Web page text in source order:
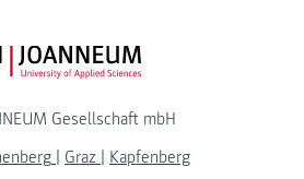
FH JOANNEUM Logo
Gesellschaft mbH
Graz
Kapfenberg